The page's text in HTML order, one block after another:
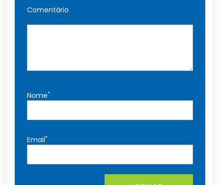
Comentário
Nome*
Email*